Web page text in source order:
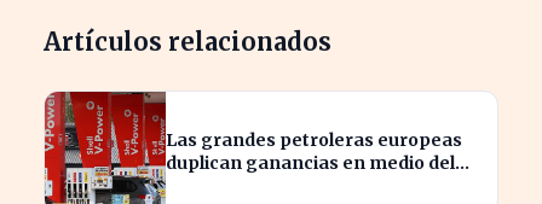
Artículos relacionados
Las grandes petroleras europeas
duplican ganancias en medio del